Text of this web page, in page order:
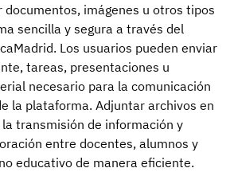
imágenes u otros tipos
sencilla y segura a través del
Los usuarios pueden enviar
tareas, presentaciones u
necesario para la comunicación
la plataforma. Adjuntar archivos en
transmisión de información y
entre docentes, alumnos y
educativo de manera eficiente.